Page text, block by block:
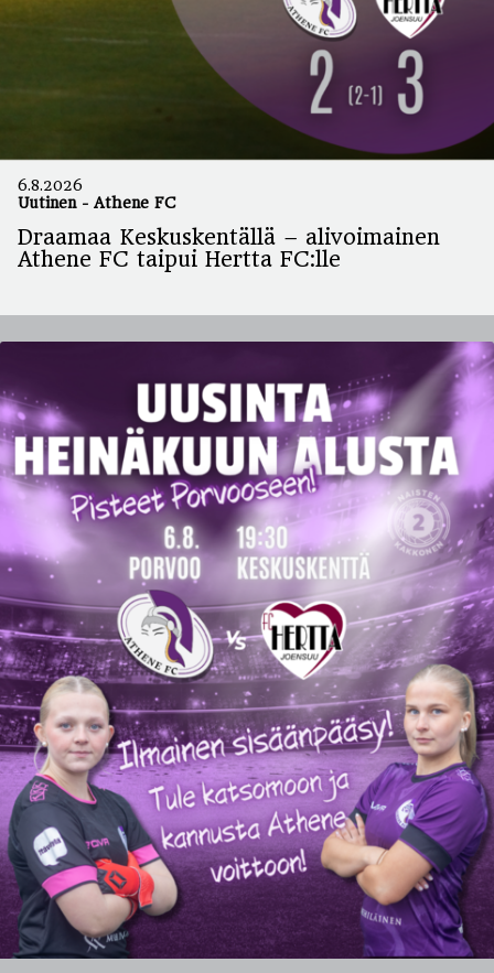
6.8.2026
Uutinen- Athene FC
Draamaa Keskuskentällä – alivoimainen
Athene FC taipui Hertta FC:lle